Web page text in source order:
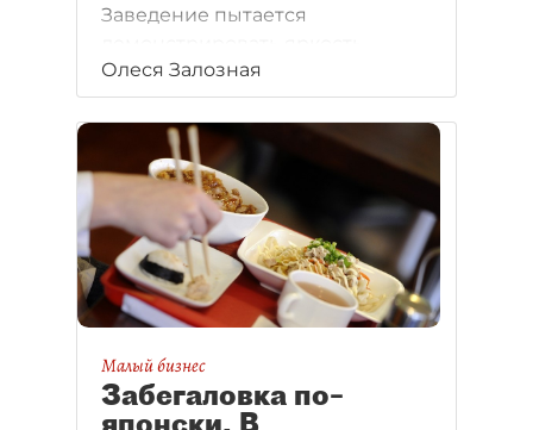
Заведение пытается
и брутальность.
Олеся Залозная
Малый бизнес
Забегаловка по–